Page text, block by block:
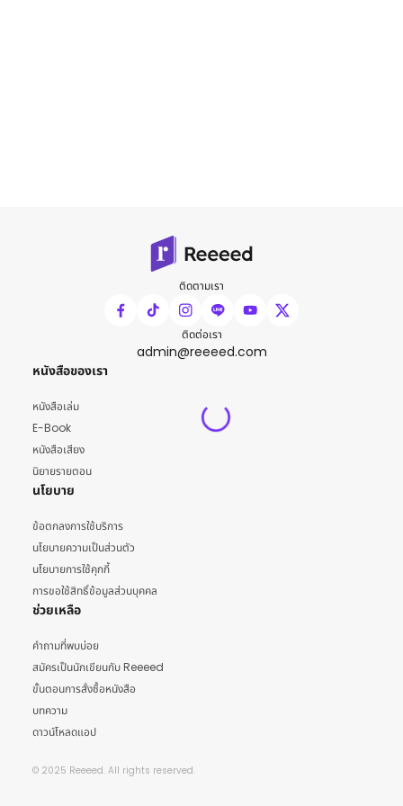
ติดตามเรา
ติดต่อเรา
admin@reeeed.com
หนังสือของเรา
หนังสือเล่ม
E-Book
หนังสือเสียง
นิยายรายตอน
นโยบาย
ข้อตกลงการใช้บริการ
นโยบายความเป็นส่วนตัว
นโยบายการใช้คุกกี้
การขอใช้สิทธิ์ข้อมูลส่วนบุคคล
ช่วยเหลือ
คำถามที่พบบ่อย
สมัครเป็นนักเขียนกับ Reeeed
ขั้นตอนการสั่งซื้อหนังสือ
บทความ
ดาวน์โหลดแอป
© 2025 Reeeed. All rights reserved.